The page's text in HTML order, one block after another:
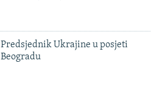
Predsjednik Ukrajine u posjeti
Beogradu